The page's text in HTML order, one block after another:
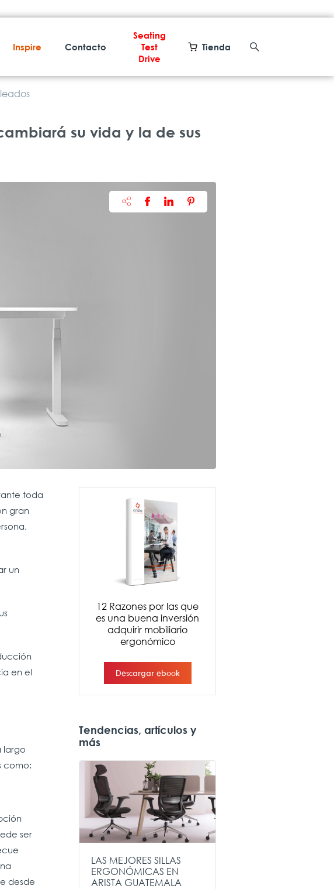
Inspire Contacto
Seating
Test
Drive
Tienda
su vida y la de sus
toda
gran
un
en el
largo
como:
ser
desde
Tendencias, artículos y
más
LAS MEJORES SILLAS
ERGONÓMICAS EN
ARISTA GUATEMALA